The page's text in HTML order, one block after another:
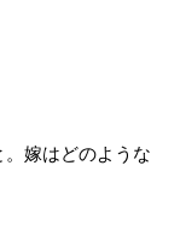
嫁はどのような